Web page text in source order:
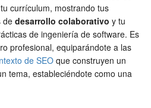
currículum, mostrando tus
de desarrollo colaborativo y tu
de ingeniería de software. Es
profesional, equiparándote a las
de SEO que construyen un
tema, estableciéndote como una